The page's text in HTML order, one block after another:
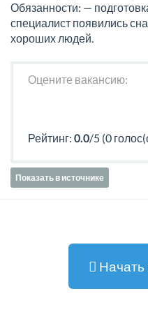
Обязанности: —
специалист появились
хороших людей.
Оцените вакансию:
Рейтинг: 0.0/5 (0
Показать в источнике
Начать